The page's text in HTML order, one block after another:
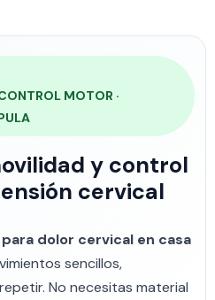
MOTOR ·
y control
cervical
dolor cervical en casa
sencillos,
No necesitas material